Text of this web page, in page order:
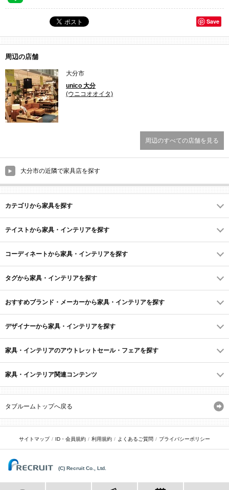
Save
周辺の店舗
大分市
unico 大分
(ウニコオオイタ)
周辺のすべての店舗を見る
大分市の近隣で家具店を探す
カテゴリから家具を探す
テイストから家具・インテリアを探す
コーディネートから家具・インテリアを探す
タグから家具・インテリアを探す
おすすめブランド・メーカーから家具・インテリアを探す
デザイナーから家具・インテリアを探す
家具・インテリアのアウトレットセール・フェアを探す
家具・インテリア関連コンテンツ
タブルームトップへ戻る
サイトマップ ID・会員規約 利用規約 よくあるご質問 プライバシーポリシー
(C) Recruit Co., Ltd.